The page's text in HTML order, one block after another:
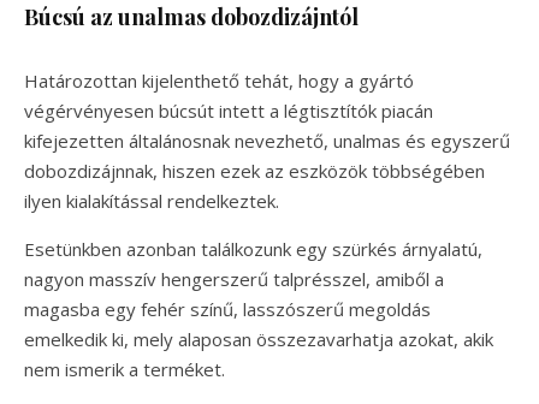
Búcsú az unalmas dobozdizájntól
Határozottan kijelenthető tehát, hogy a gyártó
végérvényesen búcsút intett a légtisztítók piacán
kifejezetten általánosnak nevezhető, unalmas és egyszerű
dobozdizájnnak, hiszen ezek az eszközök többségében
ilyen kialakítással rendelkeztek.
Esetünkben azonban találkozunk egy szürkés árnyalatú,
nagyon masszív hengerszerű talprésszel, amiből a
magasba egy fehér színű, lasszószerű megoldás
emelkedik ki, mely alaposan összezavarhatja azokat, akik
nem ismerik a terméket.